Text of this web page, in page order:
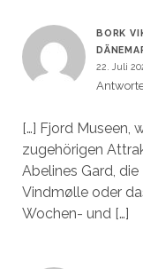
BORK
22. Juli
[…] Fjord Museen,
zugehörigen
Abelines Gard,
Vindmølle oder
Wochen- und […]